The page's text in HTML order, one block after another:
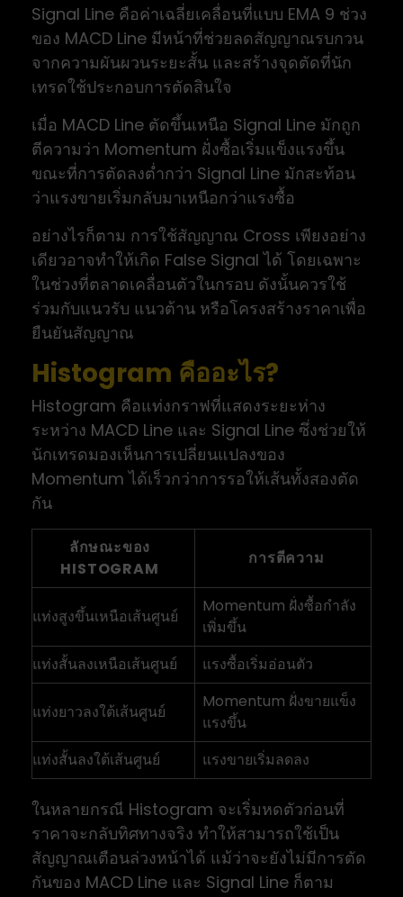
Signal Line คือค่าเฉลี่ยเคลื่อนที่แบบ EMA 9 ช่วง
ของ MACD Line มีหน้าที่ช่วยลดสัญญาณรบกวน
จากความผันผวนระยะสั้น และสร้างจุดตัดที่นัก
เทรดใช้ประกอบการตัดสินใจ
เมื่อ MACD Line ตัดขึ้นเหนือ Signal Line มักถูก
ตีความว่า Momentum ฝั่งซื้อเริ่มแข็งแรงขึ้น
ขณะที่การตัดลงต่ำกว่า Signal Line มักสะท้อน
ว่าแรงขายเริ่มกลับมาเหนือกว่าแรงซื้อ
อย่างไรก็ตาม การใช้สัญญาณ Cross เพียงอย่าง
เดียวอาจทำให้เกิด False Signal ได้ โดยเฉพาะ
ในช่วงที่ตลาดเคลื่อนตัวในกรอบ ดังนั้นควรใช้
ร่วมกับแนวรับ แนวต้าน หรือโครงสร้างราคาเพื่อ
ยืนยันสัญญาณ
Histogram คืออะไร?
Histogram คือแท่งกราฟที่แสดงระยะห่าง
ระหว่าง MACD Line และ Signal Line ซึ่งช่วยให้
นักเทรดมองเห็นการเปลี่ยนแปลงของ
Momentum ได้เร็วกว่าการรอให้เส้นทั้งสองตัด
กัน
ลักษณะของ
HISTOGRAM
การตีความ
แท่งสูงขึ้นเหนือเส้นศูนย์
Momentum ฝั่งซื้อกำลัง
เพิ่มขึ้น
แท่งสั้นลงเหนือเส้นศูนย์
แรงซื้อเริ่มอ่อนตัว
แท่งยาวลงใต้เส้นศูนย์
Momentum ฝั่งขายแข็ง
แรงขึ้น
แท่งสั้นลงใต้เส้นศูนย์
แรงขายเริ่มลดลง
ในหลายกรณี Histogram จะเริ่มหดตัวก่อนที่
ราคาจะกลับทิศทางจริง ทำให้สามารถใช้เป็น
สัญญาณเตือนล่วงหน้าได้ แม้ว่าจะยังไม่มีการตัด
กันของ MACD Line และ Signal Line ก็ตาม